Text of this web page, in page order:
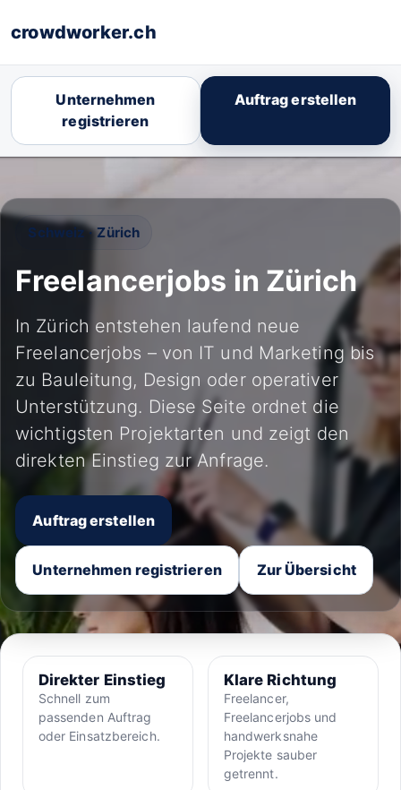
crowdworker.ch
Unternehmen
registrieren
Auftrag erstellen
Schweiz · Zürich
Freelancerjobs in Zürich
In Zürich entstehen laufend neue
Freelancerjobs – von IT und Marketing bis
zu Bauleitung, Design oder operativer
Unterstützung. Diese Seite ordnet die
wichtigsten Projektarten und zeigt den
direkten Einstieg zur Anfrage.
Auftrag erstellen
Unternehmen registrieren Zur Übersicht
Direkter Einstieg
Schnell zum
passenden Auftrag
oder Einsatzbereich.
Klare Richtung
Freelancer,
Freelancerjobs und
handwerksnahe
Projekte sauber
getrennt.